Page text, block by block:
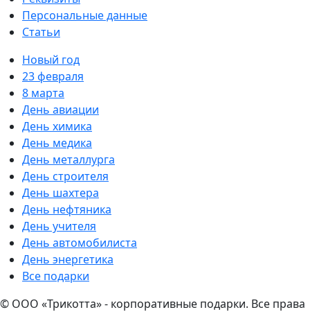
Персональные данные
Статьи
Новый год
23 февраля
8 марта
День авиации
День химика
День медика
День металлурга
День строителя
День шахтера
День нефтяника
День учителя
День автомобилиста
День энергетика
Все подарки
© ООО «Трикотта» - корпоративные подарки. Все права